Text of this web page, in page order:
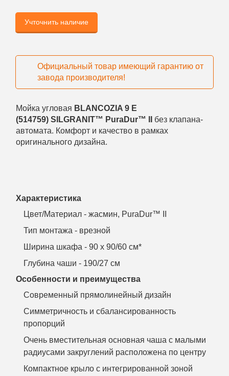
Учточнить наличие
Официальный товар имеющий гарантию от
завода производителя!
Мойка угловая BLANCOZIA 9 E
(514759) SILGRANIT™ PuraDur™ II
без клапана-
автомата. Комфорт и качество в рамках
оригинального дизайна.
Характеристика
Цвет/Материал - жасмин, PuraDur™ II
Тип монтажа - врезной
Ширина шкафа - 90 х 90/60 см*
Глубина чаши - 190/27 см
Особенности и преимущества
Современный прямолинейный дизайн
Симметричность и сбалансированность
пропорций
Очень вместительная основная чаша с малыми
радиусами закруглений расположена по центру
Компактное крыло с интегрированной зоной